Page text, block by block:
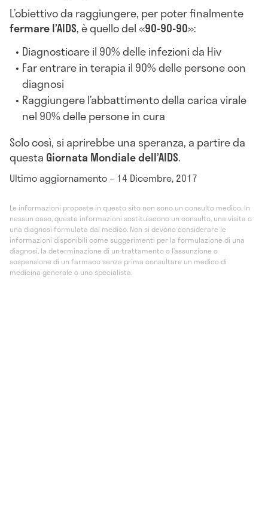
L’obiettivo da raggiungere, per poter finalmente
fermare l’AIDS, è quello del «90-90-90»:
Diagnosticare il 90% delle infezioni da Hiv
Far entrare in terapia il 90% delle persone con
diagnosi
Raggiungere l’abbattimento della carica virale
nel 90% delle persone in cura
Solo così, si aprirebbe una speranza, a partire da
questa Giornata Mondiale dell’AIDS.
Ultimo aggiornamento – 14 Dicembre, 2017
Le informazioni proposte in questo sito non sono un consulto medico. In
nessun caso, queste informazioni sostituiscono un consulto, una visita o
una diagnosi formulata dal medico. Non si devono considerare le
informazioni disponibili come suggerimenti per la formulazione di una
diagnosi, la determinazione di un trattamento o l’assunzione o
sospensione di un farmaco senza prima consultare un medico di
medicina generale o uno specialista.